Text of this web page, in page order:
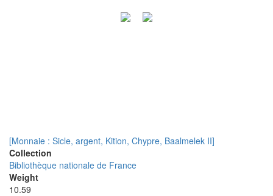
[Monnaie : Sicle, argent, Kition, Chypre, Baalmelek II]
Collection
Bibliothèque nationale de France
Weight
10.59